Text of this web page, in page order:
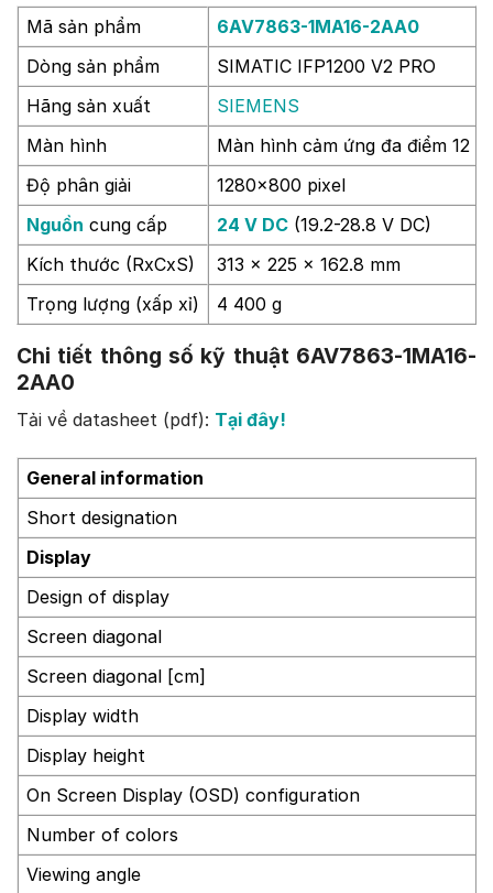
Mã sản phẩm
6AV7863-1MA16-2AA0
Dòng sản phẩm
SIMATIC IFP1200 V2 PRO
Hãng sản xuất
SIEMENS
Màn hình
Màn hình cảm ứng đa điểm 12
Độ phân giải
1280×800 pixel
Nguồn cung cấp 24 V DC (19.2-28.8 V DC)
Kích thước (RxCxS)
313 x 225 x 162.8 mm
Trọng lượng (xấp xỉ)
4 400 g
Chi tiết thông số kỹ thuật 6AV7863-1MA16-
2AA0
Tải về datasheet (pdf): Tại đây!
General information
Short designation
Display
Design of display
Screen diagonal
Screen diagonal [cm]
Display width
Display height
On Screen Display (OSD) configuration
Number of colors
Viewing angle